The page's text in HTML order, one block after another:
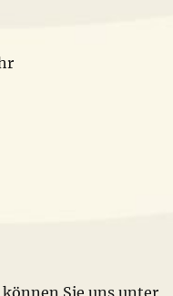
Sie uns unter